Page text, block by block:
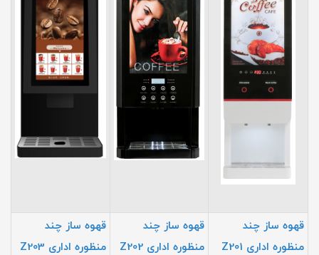
قهوه ساز چند
منظوره اداری Z201
قهوه ساز چند
منظوره اداری Z202
قهوه ساز چند
منظوره اداری Z203